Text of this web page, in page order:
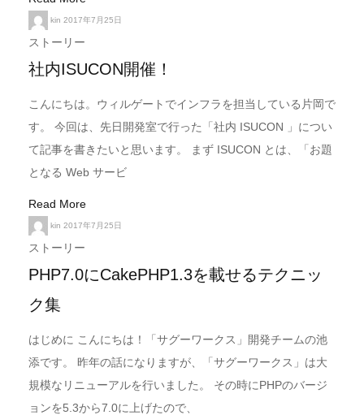
kin 2017年7月25日
ストーリー
社内ISUCON開催！
こんにちは。ウィルゲートでインフラを担当している片岡で
す。 今回は、先日開発室で行った「社内 ISUCON 」につい
て記事を書きたいと思います。 まず ISUCON とは、「お題
となる Web サービ
Read More
kin 2017年7月25日
ストーリー
PHP7.0にCakePHP1.3を載せるテクニッ
ク集
はじめに こんにちは！「サグーワークス」開発チームの池
添です。 昨年の話になりますが、「サグーワークス」は大
規模なリニューアルを行いました。 その時にPHPのバージ
ョンを5.3から7.0に上げたので、